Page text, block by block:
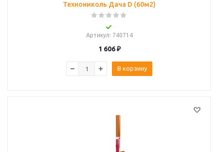
Технониколь Дача D (60м2)
Артикул: 740714
1 606₽
В корзину